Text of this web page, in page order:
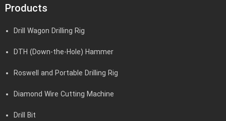
Products
Drill Wagon Drilling Rig
DTH (Down-the-Hole) Hammer
Roswell and Portable Drilling Rig
Diamond Wire Cutting Machine
Drill Bit